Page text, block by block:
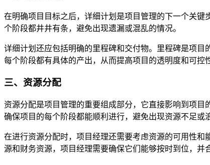
在明确项目目标之后，详细计划是项目管理的下一个关
个阶段都井井有条，避免出现遗漏或混乱的情况。
详细计划还应包括明确的里程碑和交付物。里程碑是项
每个阶段都有具体的产出，从而提高项目的透明度和可控
三、资源分配
资源分配是项目管理的重要组成部分，它直接影响到项
确保项目的每个阶段都能顺利进行，避免出现资源不足或
在进行资源分配时，项目经理还需要考虑资源的可用性
源和财务资源，项目经理需要确保它们能够按时到位，并